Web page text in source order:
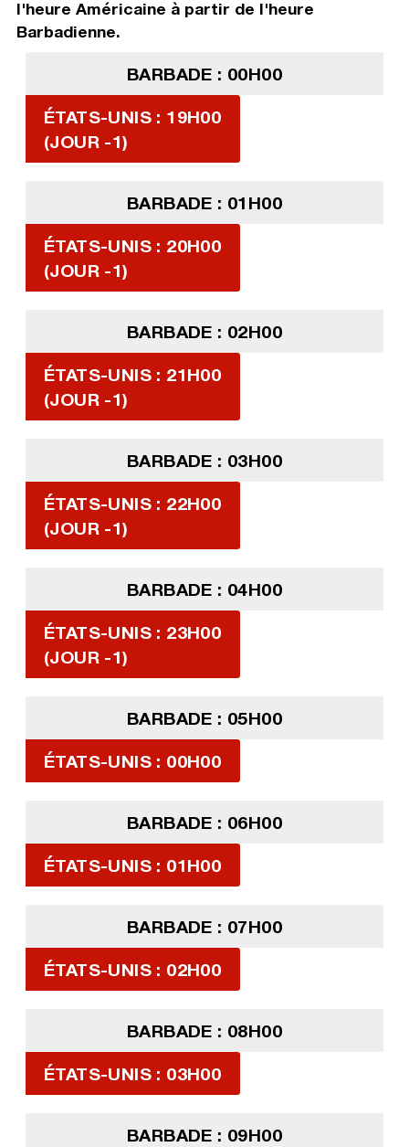
l'heure Américaine à partir de l'heure
Barbadienne.
BARBADE : 00H00
ÉTATS-UNIS : 19H00
(JOUR -1)
BARBADE : 01H00
ÉTATS-UNIS : 20H00
(JOUR -1)
BARBADE : 02H00
ÉTATS-UNIS : 21H00
(JOUR -1)
BARBADE : 03H00
ÉTATS-UNIS : 22H00
(JOUR -1)
BARBADE : 04H00
ÉTATS-UNIS : 23H00
(JOUR -1)
BARBADE : 05H00
ÉTATS-UNIS : 00H00
BARBADE : 06H00
ÉTATS-UNIS : 01H00
BARBADE : 07H00
ÉTATS-UNIS : 02H00
BARBADE : 08H00
ÉTATS-UNIS : 03H00
BARBADE : 09H00